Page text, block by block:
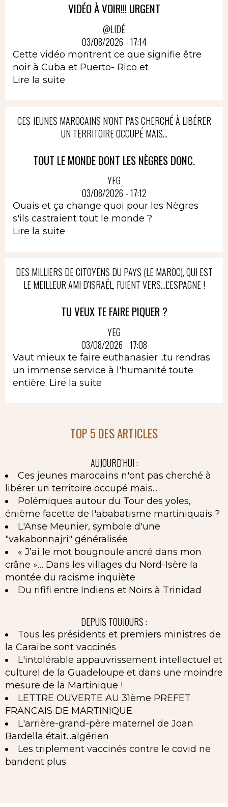
VIDÉO À VOIR!!! URGENT
@LIDÉ
03/08/2026 - 17:14
Cette vidéo montrent ce que signifie être
noir à Cuba et Puerto- Rico et
Lire la suite
CES JEUNES MAROCAINS N'ONT PAS CHERCHÉ À LIBÉRER
UN TERRITOIRE OCCUPÉ MAIS...
TOUT LE MONDE DONT LES NÈGRES DONC.
YEG
03/08/2026 - 17:12
Ouais et ça change quoi pour les Nègres
s'ils castraient tout le monde ?
Lire la suite
DES MILLIERS DE CITOYENS DU PAYS (LE MAROC), QUI EST
LE MEILLEUR AMI D'ISRAËL, FUIENT VERS...L'ESPAGNE !
TU VEUX TE FAIRE PIQUER ?
YEG
03/08/2026 - 17:08
Vaut mieux te faire euthanasier ..tu rendras
un immense service à l'humanité toute
entière. Lire la suite
TOP 5 DES ARTICLES
AUJOURD'HUI :
Ces jeunes marocains n'ont pas cherché à
libérer un territoire occupé mais...
Polémiques autour du Tour des yoles,
énième facette de l'ababatisme martiniquais ?
L'Anse Meunier, symbole d'une
"vakabonnajri" généralisée
« J’ai le mot bougnoule ancré dans mon
crâne »… Dans les villages du Nord-Isère la
montée du racisme inquiète
Du rififi entre Indiens et Noirs à Trinidad
DEPUIS TOUJOURS :
Tous les présidents et premiers ministres de
la Caraïbe sont vaccinés
L'intolérable appauvrissement intellectuel et
culturel de la Guadeloupe et dans une moindre
mesure de la Martinique !
LETTRE OUVERTE AU 31ème PREFET
FRANCAIS DE MARTINIQUE
L'arrière-grand-père maternel de Joan
Bardella était...algérien
Les triplement vaccinés contre le covid ne
bandent plus